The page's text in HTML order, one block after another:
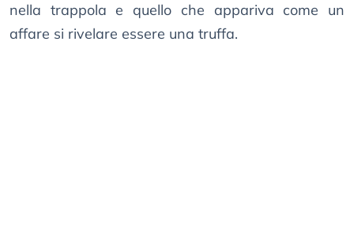
nella trappola e quello che appariva come un
affare si rivelare essere una truffa.